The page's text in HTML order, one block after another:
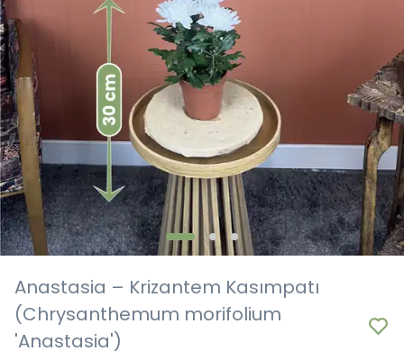
Anastasia – Krizantem Kasımpatı
(Chrysanthemum morifolium
'Anastasia')